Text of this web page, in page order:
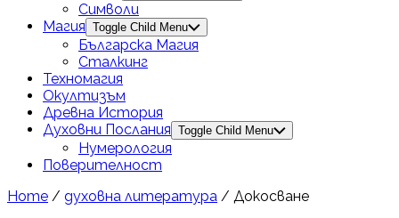
Символи
Магия Toggle Child Menu
Българска Магия
Сталкинг
Техномагия
Окултизъм
Древна История
Духовни Послания Toggle Child Menu
Нумерология
Поверителност
Home / духовна литература / Докосване